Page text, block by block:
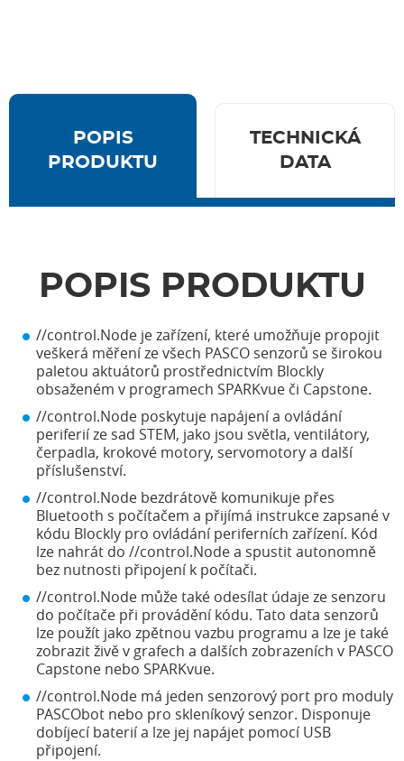
POPIS
PRODUKTU
TECHNICKÁ
DATA
POPIS PRODUKTU
//control.Node je zařízení, které umožňuje propojit
veškerá měření ze všech PASCO senzorů se širokou
paletou aktuátorů prostřednictvím Blockly
obsaženém v programech SPARKvue či Capstone.
//control.Node poskytuje napájení a ovládání
periferií ze sad STEM, jako jsou světla, ventilátory,
čerpadla, krokové motory, servomotory a další
příslušenství.
//control.Node bezdrátově komunikuje přes
Bluetooth s počítačem a přijímá instrukce zapsané v
kódu Blockly pro ovládání periferních zařízení. Kód
lze nahrát do //control.Node a spustit autonomně
bez nutnosti připojení k počítači.
//control.Node může také odesílat údaje ze senzoru
do počítače při provádění kódu. Tato data senzorů
lze použít jako zpětnou vazbu programu a lze je také
zobrazit živě v grafech a dalších zobrazeních v PASCO
Capstone nebo SPARKvue.
//control.Node má jeden senzorový port pro moduly
PASCObot nebo pro skleníkový senzor. Disponuje
dobíjecí baterií a lze jej napájet pomocí USB
připojení.